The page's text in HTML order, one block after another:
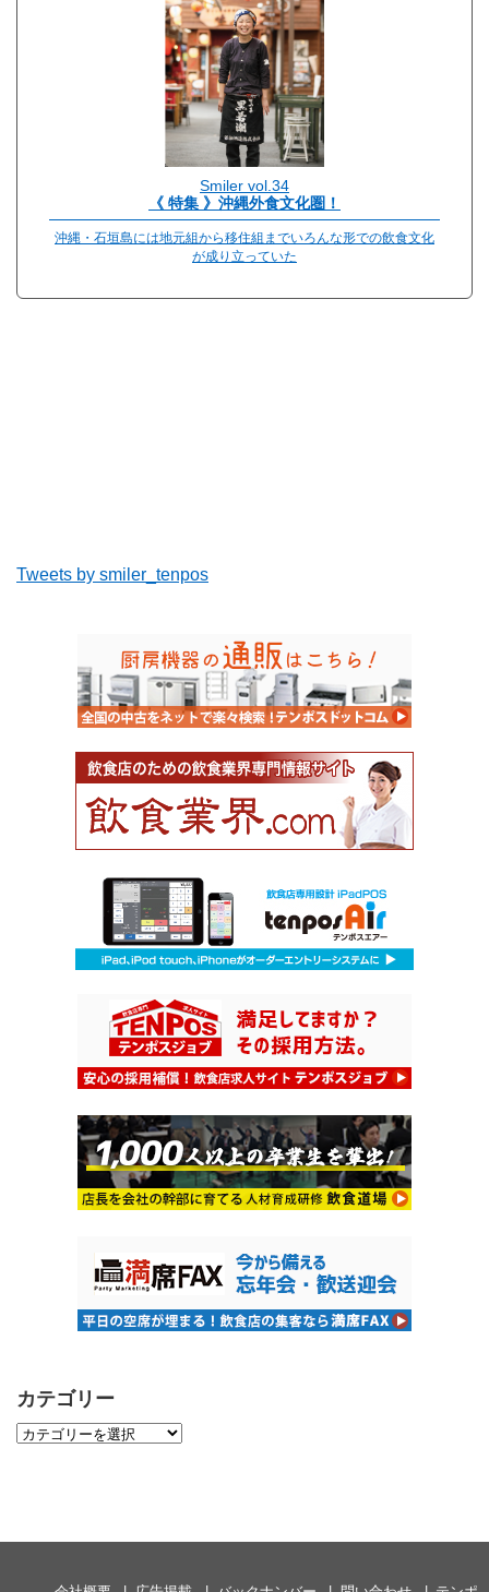
Smiler vol.34
《 特集 》沖縄外食文化圏！
沖縄・石垣島には地元組から移住組までいろんな形での飲食文化
が成り立っていた
Tweets by smiler_tenpos
カテゴリー